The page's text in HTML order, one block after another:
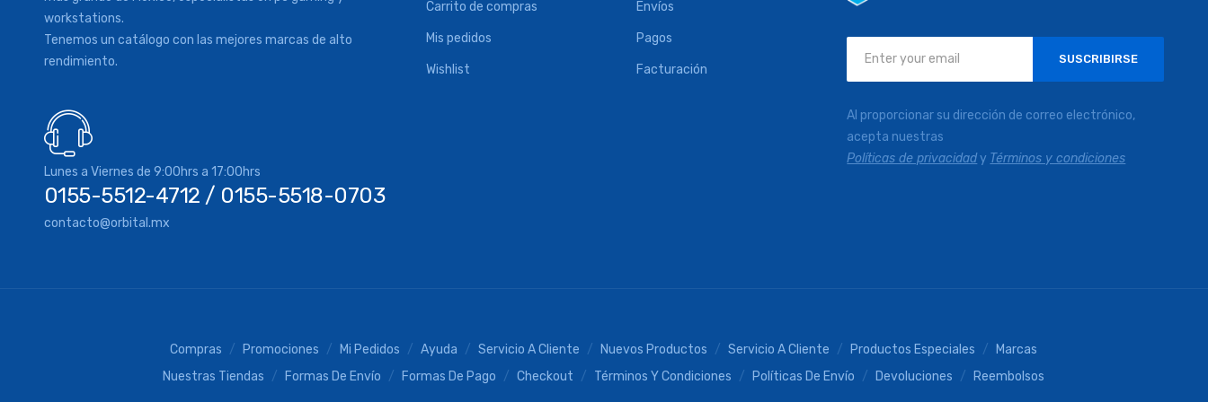
workstations.
Tenemos un catálogo con las mejores marcas de alto
rendimiento.
Lunes a Viernes de 9:00hrs a 17:00hrs
0155-5512-4712 / 0155-5518-0703
contacto@orbital.mx
Carrito de compras
Mis pedidos
Wishlist
Envíos
Pagos
Facturación
boletín
de
noticias:
SUSCRIBIRSE
Al proporcionar su dirección de correo electrónico,
acepta nuestras
Políticas de privacidady Términos y condiciones
Compras Promociones Mi Pedidos Ayuda Servicio A Cliente Nuevos Productos Servicio A Cliente Productos Especiales
Marcas
Nuestras Tiendas
Formas De Envío Formas De Pago Checkout Términos Y Condiciones Políticas De Envío Devoluciones Reembolsos